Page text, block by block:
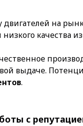
на
качества
выдаче.
.
с